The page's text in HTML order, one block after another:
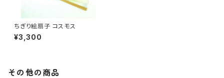
ちぎり絵扇子 コスモス
¥3,300
その他の商品